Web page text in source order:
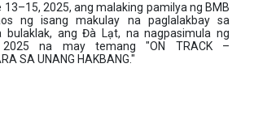
13–15, 2025, ang malaking pamilya ng BMB
ng isang makulay na paglalakbay sa
bulaklak, ang Đà Lạt, na nagpasimula ng
2025 na may temang "ON TRACK –
SA UNANG HAKBANG."